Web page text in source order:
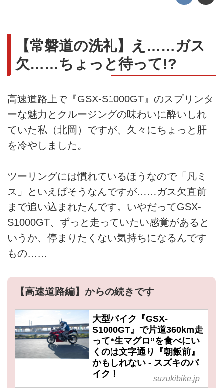
【常磐道の洗礼】え……ガス
欠……ちょっと待って!?
高速道路上で『GSX-S1000GT』のスプリンタ
ーな魅力とクルージングの味わいに酔いしれ
ていた私（北岡）ですが、久々にちょっと肝
を冷やしました。
ツーリングには慣れているほうなので「凡ミ
ス」といえばそうなんですが……ガス欠直前
まで追い込まれたんです。いやだってGSX-
S1000GT、ずっと走っていたい感覚があると
いうか、停まりたくない気持ちになるんです
もの……
【高速道路編】からの続きです
大型バイク『GSX-
S1000GT』で片道360km走
って“生マグロ”を食べにい
くのは文字通り『朝飯前』
かもしれない - スズキのバ
イク！
suzukibike.jp